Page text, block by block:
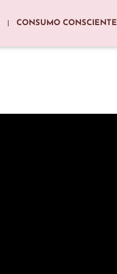
CONSUMO CONSCIENTE